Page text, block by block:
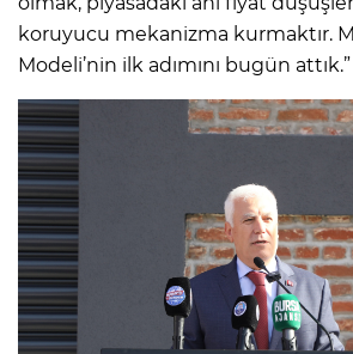
koruyucu mekanizma kurmaktır.
Modeli’nin ilk adımını bugün attık.”